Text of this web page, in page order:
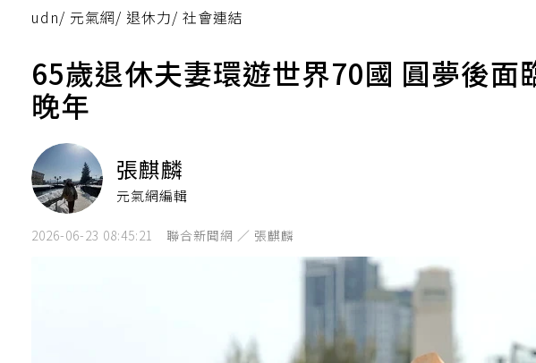
udn/ 元氣網/ 退休力/ 社會連結
65歲退休夫妻環遊世界70國 圓夢後
晚年
張麒麟
元氣網編輯
2026-06-23 08:45:21 聯合新聞網 ／ 張麒麟